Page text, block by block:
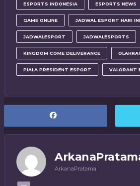
ESPORTS INDONESIA ESPORTS NEWS
GAME ONLINE JADWAL ESPORT HARI INI
JADWALESPORT JADWALESPORTS
KINGDOM COME DELIVERANCE
PIALA PRESIDENT ESPORT VALORANT
ArkanaPratama